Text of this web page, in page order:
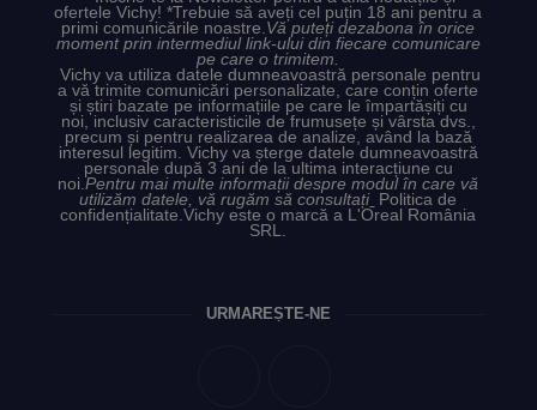
ofertele Vichy! *Trebuie să aveți cel puțin 18 ani pentru a
primi comunicările noastre.Vă puteți dezabona în orice
moment prin intermediul link-ului din fiecare comunicare
pe care o trimitem.
Vichy va utiliza datele dumneavoastră personale pentru
a vă trimite comunicări personalizate, care conțin oferte
și știri bazate pe informațiile pe care le împartășiți cu
noi, inclusiv caracteristicile de frumusețe și vârsta dvs.,
precum și pentru realizarea de analize, având la bază
interesul legitim. Vichy va șterge datele dumneavoastră
personale după 3 ani de la ultima interacțiune cu
noi.Pentru mai multe informații despre modul în care vă
utilizăm datele, vă rugăm să consultați
Politica de
confidențialitate.Vichy este o marcă a L'Oreal România
SRL.
URMĂREȘTE-NE